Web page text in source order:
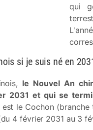
qui
si je suis né en
le Nouvel An
2031 et qui se
le Cochon
4 février 2031 au 3